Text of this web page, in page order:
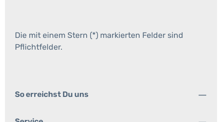
Die mit einem Stern (*) markierten Felder sind
Pflichtfelder.
So erreichst Du uns